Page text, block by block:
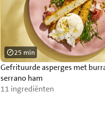
Gefrituurde asperges met
serrano ham
11 ingrediënten
25 min